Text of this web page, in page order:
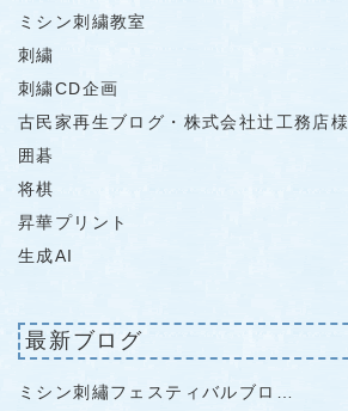
ミシン刺繍教室
刺繍
刺繍CD企画
古民家再生ブログ・株式会社辻工務店様
囲碁
将棋
昇華プリント
生成AI
最新ブログ
ミシン刺繡フェスティバルブロ…